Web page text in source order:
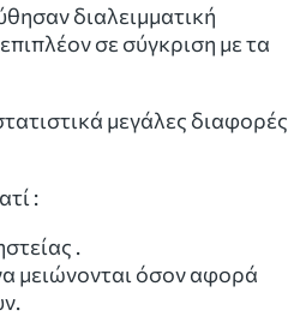
διαλειμματική
σε σύγκριση με τα
μεγάλες διαφορές
:
.
μειώνονται όσον αφορά